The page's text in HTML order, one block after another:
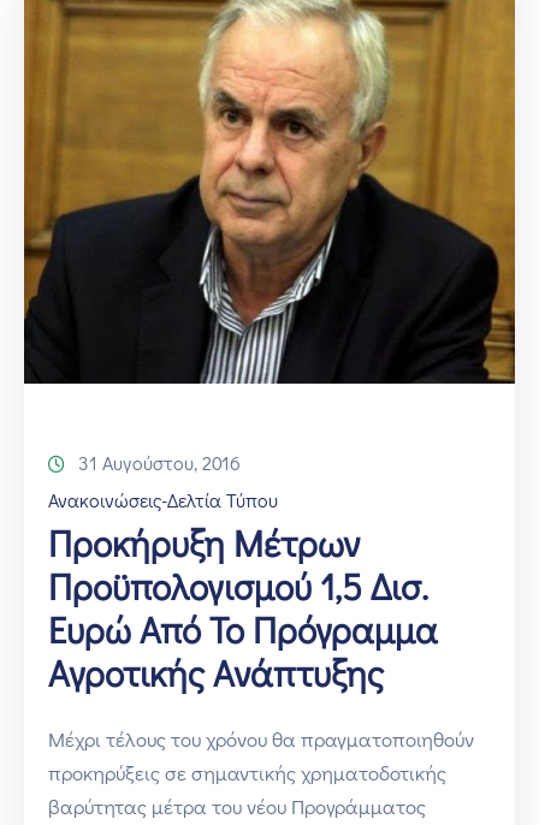
31 Αυγούστου, 2016
Ανακοινώσεις-Δελτία Τύπου
Προκήρυξη Μέτρων
Προϋπολογισμού 1,5 Δισ.
Ευρώ Από Το Πρόγραμμα
Αγροτικής Ανάπτυξης
Μέχρι τέλους του χρόνου θα πραγματοποιηθούν
προκηρύξεις σε σημαντικής χρηματοδοτικής
βαρύτητας μέτρα του νέου Προγράμματος